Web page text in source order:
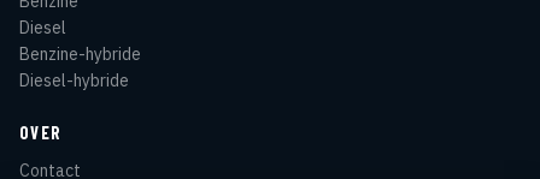
Diesel
Benzine-hybride
Diesel-hybride
OVER
Contact